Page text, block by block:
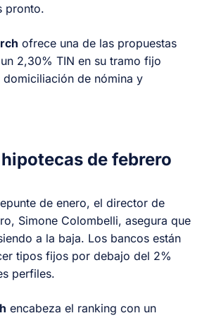
pronto.
ofrece una de las propuestas
2,30% TIN en su tramo fijo
de nómina y
de febrero
de enero, el director de
Simone Colombelli, asegura que
a la baja. Los bancos están
tipos fijos por debajo del 2%
perfiles.
encabeza el ranking con un